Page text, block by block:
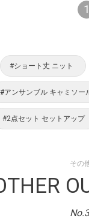
1
#ショート丈 ニット
#アンサンブル キャミソー
#2点セット セットアップ
その
No.3